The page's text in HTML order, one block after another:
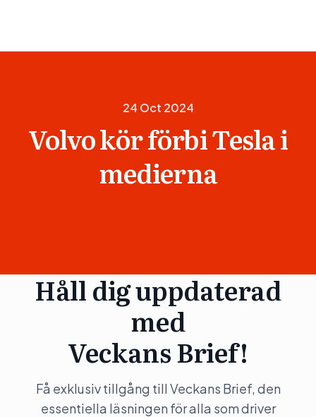
24 Oct 2024
Volvo kör förbi Tesla i
medierna
Håll dig uppdaterad
med
Veckans Brief!
Få exklusiv tillgång till Veckans Brief, den
essentiella läsningen för alla som driver